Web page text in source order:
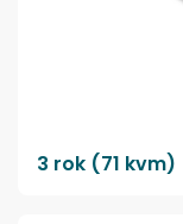
3 rok (71 kvm)